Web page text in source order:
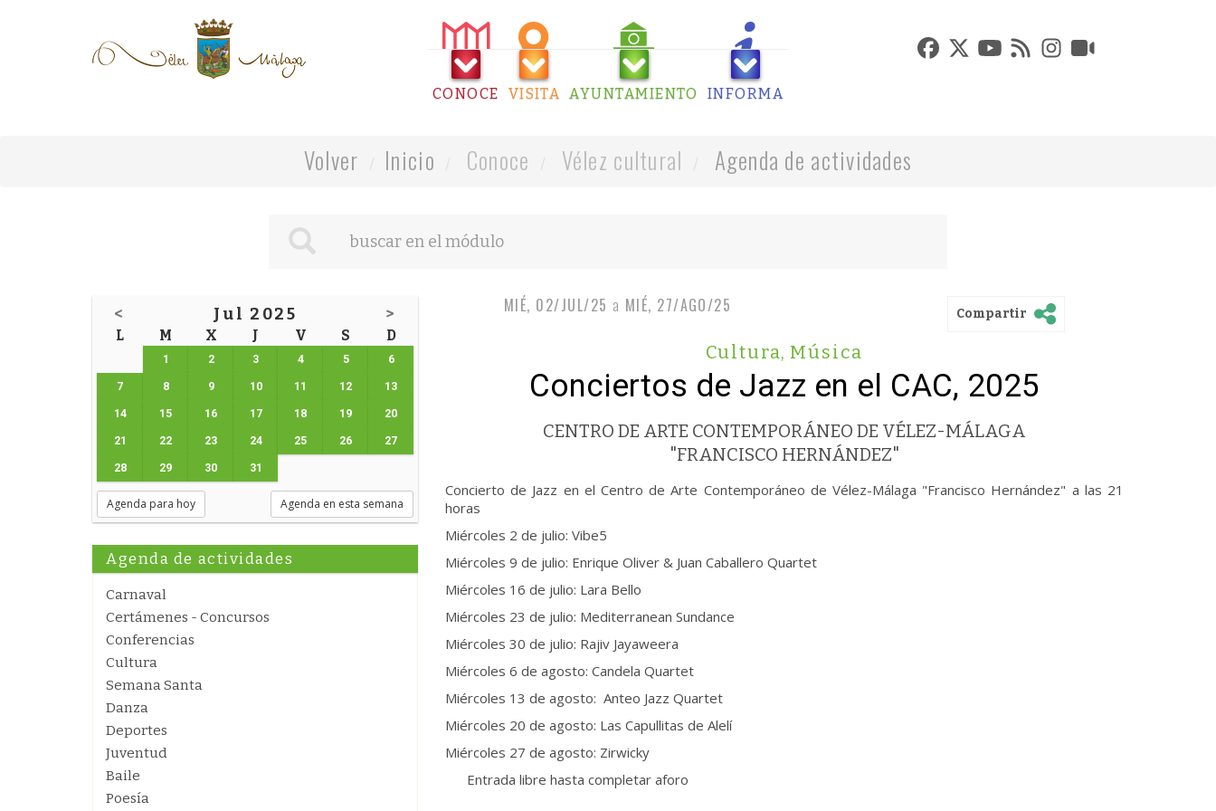
CONOCE VISITA AYUNTAMIENTO INFORMA
Volver Inicio Conoce Vélez cultural Agenda de actividades
< Jul 2025 >
L M X J V S D
1 2 3 4 5 6
7 8 9 10 11 12 13
14 15 16 17 18 19 20
21 22 23 24 25 26 27
28 29 30 31
Agenda para hoy Agenda en esta semana
Agenda de actividades
Carnaval
Certámenes - Concursos
Conferencias
Cultura
Semana Santa
Danza
Deportes
Juventud
Baile
Poesía
MIÉ, 02/JUL/25 a MIÉ, 27/AGO/25 Compartir
Cultura, Música
Conciertos de Jazz en el CAC, 2025
CENTRO DE ARTE CONTEMPORÁNEO DE VÉLEZ-MÁLAGA
"FRANCISCO HERNÁNDEZ"
Concierto de Jazz en el Centro de Arte Contemporáneo de Vélez-Málaga "Francisco Hernández" a las 21
horas
Miércoles 2 de julio: Vibe5
Miércoles 9 de julio: Enrique Oliver & Juan Caballero Quartet
Miércoles 16 de julio: Lara Bello
Miércoles 23 de julio: Mediterranean Sundance
Miércoles 30 de julio: Rajiv Jayaweera
Miércoles 6 de agosto: Candela Quartet
Miércoles 13 de agosto: Anteo Jazz Quartet
Miércoles 20 de agosto: Las Capullitas de Alelí
Miércoles 27 de agosto: Zirwicky
Entrada libre hasta completar aforo